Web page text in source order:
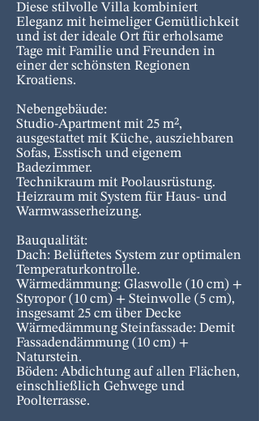
Diese stilvolle Villa kombiniert
Eleganz mit heimeliger Gemütlichkeit
und ist der ideale Ort für erholsame
Tage mit Familie und Freunden in
einer der schönsten Regionen
Kroatiens.
Nebengebäude:
Studio-Apartment mit 25 m²,
ausgestattet mit Küche, ausziehbaren
Sofas, Esstisch und eigenem
Badezimmer.
Technikraum mit Poolausrüstung.
Heizraum mit System für Haus- und
Warmwasserheizung.
Bauqualität:
Dach: Belüftetes System zur optimalen
Temperaturkontrolle.
Wärmedämmung: Glaswolle (10 cm) +
Styropor (10 cm) + Steinwolle (5 cm),
insgesamt 25 cm über Decke
Wärmedämmung Steinfassade: Demit
Fassadendämmung (10 cm) +
Naturstein.
Böden: Abdichtung auf allen Flächen,
einschließlich Gehwege und
Poolterrasse.